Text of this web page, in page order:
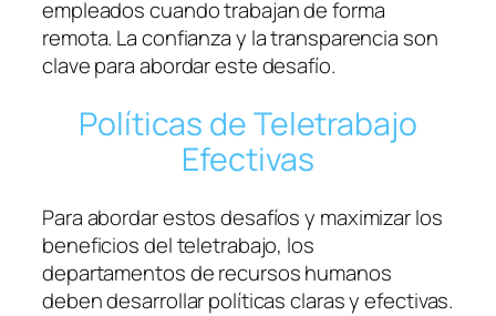
empleados cuando trabajan de forma
remota. La confianza y la transparencia son
clave para abordar este desafío.
Políticas de Teletrabajo
Efectivas
Para abordar estos desafíos y maximizar los
beneficios del teletrabajo, los
departamentos de recursos humanos
deben desarrollar políticas claras y efectivas.